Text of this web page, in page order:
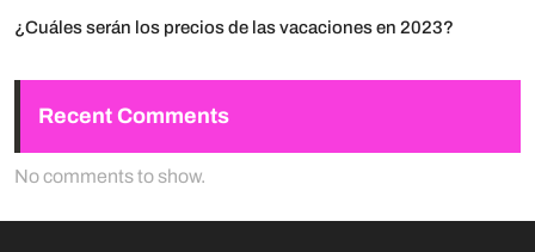
¿Cuáles serán los precios de las vacaciones en 2023?
Recent Comments
No comments to show.